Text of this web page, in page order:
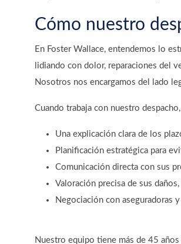
Cómo nuestro
En Foster Wallace, entendemos lo
lidiando con dolor, reparaciones del
Nosotros nos encargamos del lado
Cuando trabaja con nuestro
Una explicación clara de los
Planificación estratégica para
Comunicación directa con sus
Valoración precisa de sus
Negociación con aseguradoras
Nuestro equipo tiene más de 45